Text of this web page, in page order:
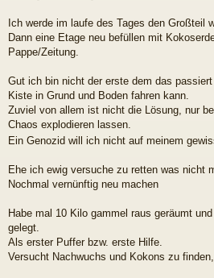
Ich werde im laufe des Tages den Großteil
Dann eine Etage neu befüllen mit
Pappe/Zeitung.
Gut ich bin nicht der erste dem das
Kiste in Grund und Boden fahren kann.
Zuviel von allem ist nicht die Lösung, nur
Chaos explodieren lassen.
Ein Genozid will ich nicht auf meinem
Ehe ich ewig versuche zu retten was nicht
Nochmal vernünftig neu machen
Habe mal 10 Kilo gammel raus geräumt
gelegt.
Als erster Puffer bzw. erste Hilfe.
Versucht Nachwuchs und Kokons zu